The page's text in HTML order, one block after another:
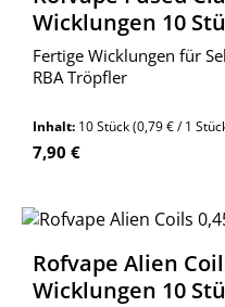
Wicklungen 10
Fertige Wicklungen für
RBA Tröpfler
Inhalt: 10 Stück(0,79 € / 1
Regulärer Preis:
7,90 €
Rofvape Alien
Wicklungen 10